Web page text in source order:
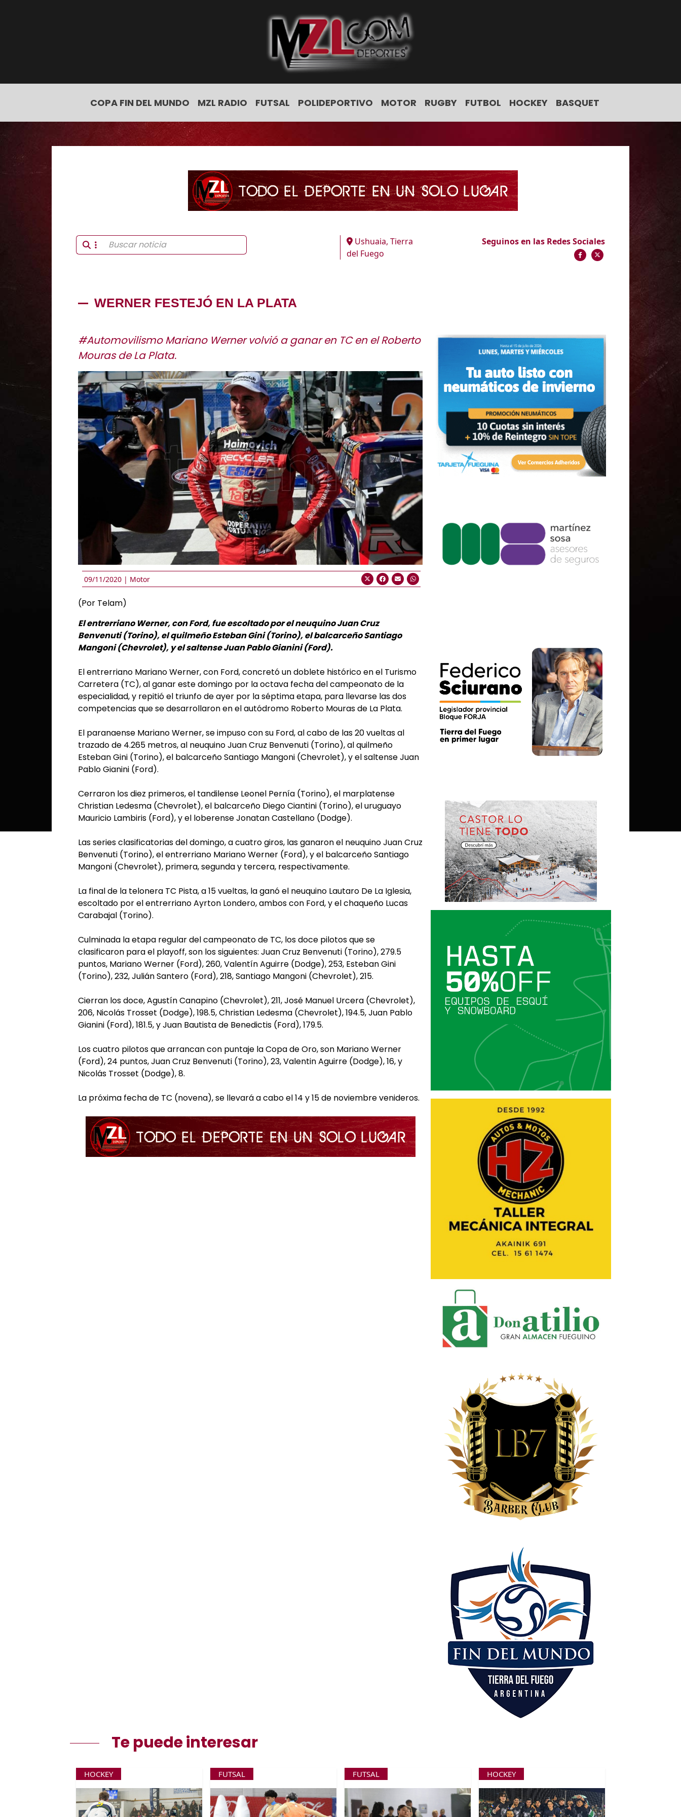
COPA FIN DEL MUNDO MZL RADIO FUTSAL POLIDEPORTIVO MOTOR RUGBY FUTBOL HOCKEY BASQUET
Ushuaia, Tierra
del Fuego
Seguinos en las Redes Sociales
WERNER FESTEJÓ EN LA PLATA
#Automovilismo Mariano Werner volvió a ganar en TC en el Roberto
Mouras de La Plata.
09/11/2020 | Motor
(Por Telam)
El entrerriano Werner, con Ford, fue escoltado por el neuquino Juan Cruz
Benvenuti (Torino), el quilmeño Esteban Gini (Torino), el balcarceño Santiago
Mangoni (Chevrolet), y el saltense Juan Pablo Gianini (Ford).
El entrerriano Mariano Werner, con Ford, concretó un doblete histórico en el Turismo
Carretera (TC), al ganar este domingo por la octava fecha del campeonato de la
especialidad, y repitió el triunfo de ayer por la séptima etapa, para llevarse las dos
competencias que se desarrollaron en el autódromo Roberto Mouras de La Plata.
El paranaense Mariano Werner, se impuso con su Ford, al cabo de las 20 vueltas al
trazado de 4.265 metros, al neuquino Juan Cruz Benvenuti (Torino), al quilmeño
Esteban Gini (Torino), el balcarceño Santiago Mangoni (Chevrolet), y el saltense Juan
Pablo Gianini (Ford).
Cerraron los diez primeros, el tandilense Leonel Pernía (Torino), el marplatense
Christian Ledesma (Chevrolet), el balcarceño Diego Ciantini (Torino), el uruguayo
Mauricio Lambiris (Ford), y el loberense Jonatan Castellano (Dodge).
Las series clasificatorias del domingo, a cuatro giros, las ganaron el neuquino Juan Cruz
Benvenuti (Torino), el entrerriano Mariano Werner (Ford), y el balcarceño Santiago
Mangoni (Chevrolet), primera, segunda y tercera, respectivamente.
La final de la telonera TC Pista, a 15 vueltas, la ganó el neuquino Lautaro De La Iglesia,
escoltado por el entrerriano Ayrton Londero, ambos con Ford, y el chaqueño Lucas
Carabajal (Torino).
Culminada la etapa regular del campeonato de TC, los doce pilotos que se
clasificaron para el playoff, son los siguientes: Juan Cruz Benvenuti (Torino), 279.5
puntos, Mariano Werner (Ford), 260, Valentín Aguirre (Dodge), 253, Esteban Gini
(Torino), 232, Julián Santero (Ford), 218, Santiago Mangoni (Chevrolet), 215.
Cierran los doce, Agustín Canapino (Chevrolet), 211, José Manuel Urcera (Chevrolet),
206, Nicolás Trosset (Dodge), 198.5, Christian Ledesma (Chevrolet), 194.5, Juan Pablo
Gianini (Ford), 181.5, y Juan Bautista de Benedictis (Ford), 179.5.
Los cuatro pilotos que arrancan con puntaje la Copa de Oro, son Mariano Werner
(Ford), 24 puntos, Juan Cruz Benvenuti (Torino), 23, Valentin Aguirre (Dodge), 16, y
Nicolás Trosset (Dodge), 8.
La próxima fecha de TC (novena), se llevará a cabo el 14 y 15 de noviembre venideros.
Te puede interesar
HOCKEY FUTSAL FUTSAL HOCKEY